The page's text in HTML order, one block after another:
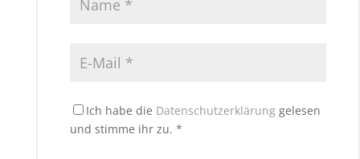
Ich habe die Datenschutzerklärunggelesen
und stimme ihr zu. *